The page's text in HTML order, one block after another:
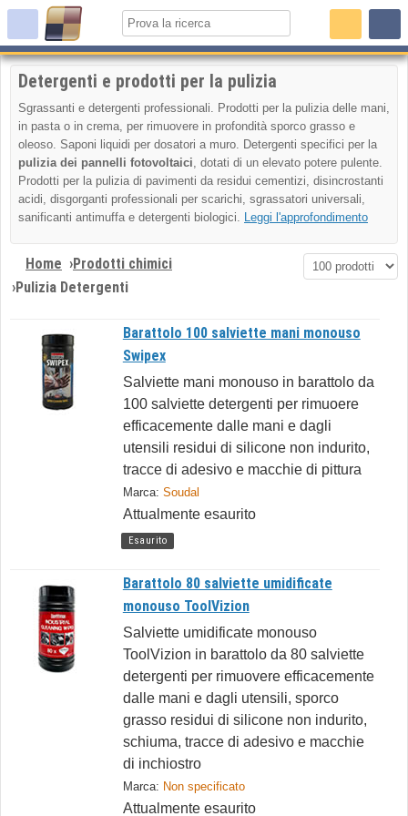
Detergenti e prodotti per la pulizia
Sgrassanti e detergenti professionali. Prodotti per la pulizia delle mani,
in pasta o in crema, per rimuovere in profondità sporco grasso e
oleoso. Saponi liquidi per dosatori a muro. Detergenti specifici per la
pulizia dei pannelli fotovoltaici, dotati di un elevato potere pulente.
Prodotti per la pulizia di pavimenti da residui cementizi, disincrostanti
acidi, disgorganti professionali per scarichi, sgrassatori universali,
sanificanti antimuffa e detergenti biologici. Leggi l'approfondimento
Home ›Prodotti chimici
›Pulizia Detergenti
Barattolo 100 salviette mani monouso
Swipex
Salviette mani monouso in barattolo da
100 salviette detergenti per rimuoere
efficacemente dalle mani e dagli
utensili residui di silicone non indurito,
tracce di adesivo e macchie di pittura
Marca: Soudal
Attualmente esaurito
Esaurito
Barattolo 80 salviette umidificate
monouso ToolVizion
Salviette umidificate monouso
ToolVizion in barattolo da 80 salviette
detergenti per rimuovere efficacemente
dalle mani e dagli utensili, sporco
grasso residui di silicone non indurito,
schiuma, tracce di adesivo e macchie
di inchiostro
Marca: Non specificato
Attualmente esaurito